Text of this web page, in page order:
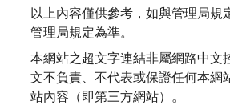
以上內容僅供參考，如與管理局規
管理局規定為準。
本網站之超文字連結非屬網路中文
文不負責、不代表或保證任何本網
站內容（即第三方網站）。